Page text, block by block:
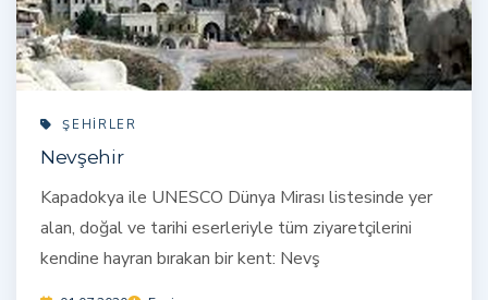
ŞEHIRLER
Nevşehir
Kapadokya ile UNESCO Dünya Mirası listesinde yer
alan, doğal ve tarihi eserleriyle tüm ziyaretçilerini
kendine hayran bırakan bir kent: Nevş